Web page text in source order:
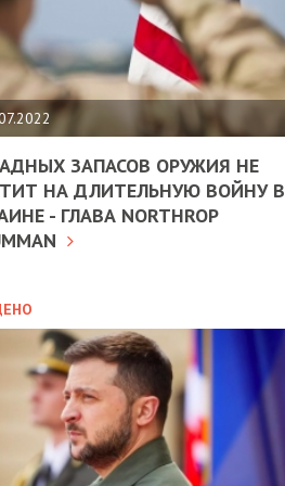
ЗАПАСОВ ОРУЖИЯ НЕ
НА ДЛИТЕЛЬНУЮ ВОЙНУ В
- ГЛАВА NORTHROP
10.02.2025